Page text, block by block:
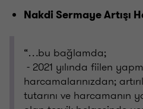
Nakdi Sermaye Artışı
“…bu bağlamda;
- 2021 yılında fiilen
harcamalarınızdan;
tutarını ve harcamanın